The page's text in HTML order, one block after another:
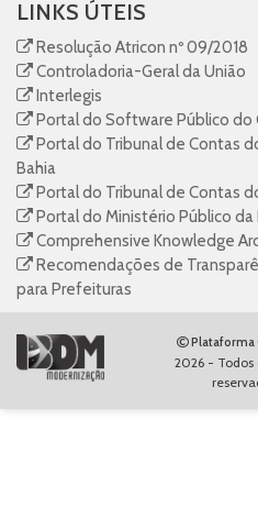
LINKS ÚTEIS
Resolução Atricon nº 09/2018
Controladoria-Geral da União
Interlegis
Portal do Software Público do
Portal do Tribunal de Contas
Bahia
Portal do Tribunal de Contas
Portal do Ministério Público da
Comprehensive Knowledge
Recomendações de
para Prefeituras
Plataforma
2026 - Todos